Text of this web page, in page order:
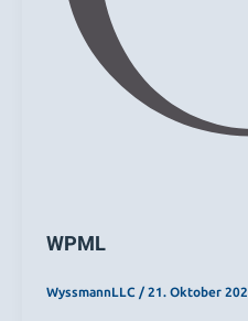
WPML
WyssmannLLC / 21. Oktober